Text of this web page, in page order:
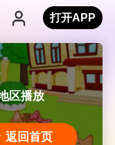
打开APP
区播放
返回首页